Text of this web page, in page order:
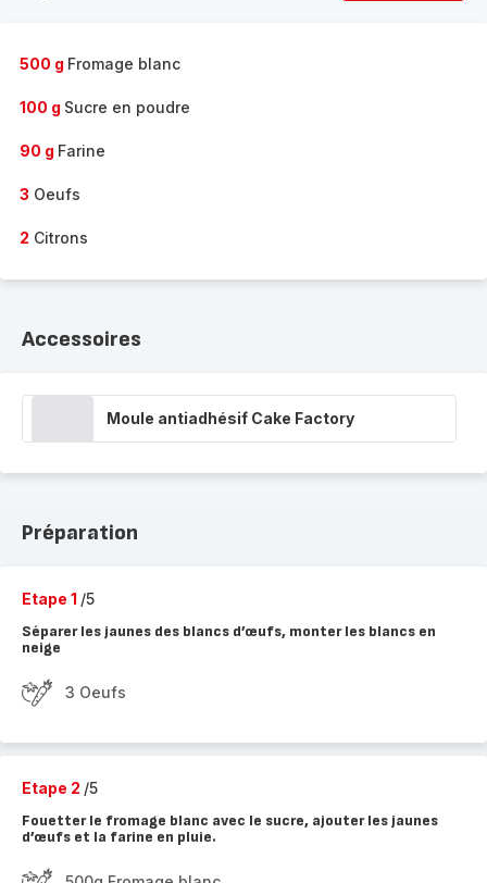
500 g Fromage blanc
100 g Sucre en poudre
90 g Farine
3 Oeufs
2 Citrons
Accessoires
Moule antiadhésif Cake Factory
Préparation
Etape 1 /5
Séparer les jaunes des blancs d’œufs, monter les blancs en
neige
3 Oeufs
Etape 2 /5
Fouetter le fromage blanc avec le sucre, ajouter les jaunes
d’œufs et la farine en pluie.